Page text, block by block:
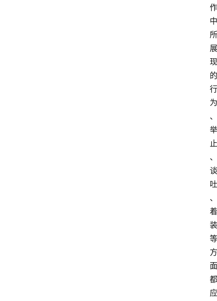
作
中
所
展
现
的
行
为
、
举
止
、
谈
吐
、
着
装
等
方
面
都
应